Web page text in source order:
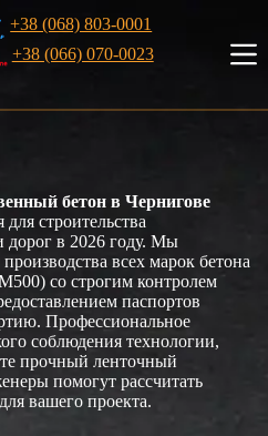
+38 (068) 803-0001
+38 (066) 070-0023
бетон в Чернигове
строительства
дорог в 2026 году. Мы
всех марок бетона
со строгим контролем
паспортов
Профессиональное
соблюдения технологии,
прочный ленточный
помогут рассчитать
вашего проекта.